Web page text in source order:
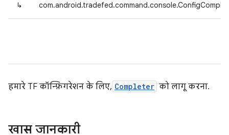
↳
हमारे TF कॉन्फ़िगरेशन के लिए, Completer को लागू करना.
खास जानकारी